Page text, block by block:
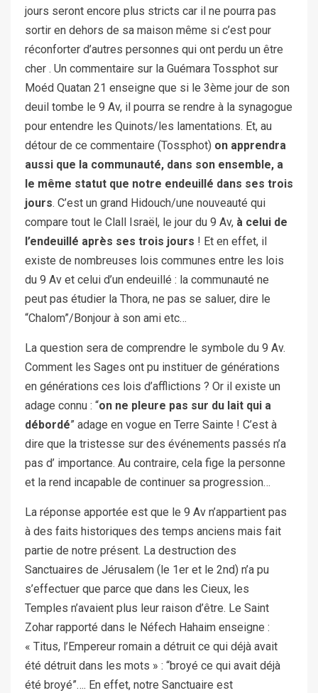
jours seront encore plus stricts car il ne pourra pas
sortir en dehors de sa maison même si c’est pour
réconforter d’autres personnes qui ont perdu un être
cher . Un commentaire sur la Guémara Tossphot sur
Moéd Quatan 21 enseigne que si le 3ème jour de son
deuil tombe le 9 Av, il pourra se rendre à la synagogue
pour entendre les Quinots/les lamentations. Et, au
détour de ce commentaire (Tossphot) on apprendra
aussi que la communauté, dans son ensemble, a
le même statut que notre endeuillé dans ses trois
jours. C’est un grand Hidouch/une nouveauté qui
compare tout le Clall Israël, le jour du 9 Av, à celui de
l’endeuillé après ses trois jours ! Et en effet, il
existe de nombreuses lois communes entre les lois
du 9 Av et celui d’un endeuillé : la communauté ne
peut pas étudier la Thora, ne pas se saluer, dire le
“Chalom”/Bonjour à son ami etc…
La question sera de comprendre le symbole du 9 Av.
Comment les Sages ont pu instituer de générations
en générations ces lois d’afflictions ? Or il existe un
adage connu : “on ne pleure pas sur du lait qui a
débordé” adage en vogue en Terre Sainte ! C’est à
dire que la tristesse sur des événements passés n’a
pas d’ importance. Au contraire, cela fige la personne
et la rend incapable de continuer sa progression…
La réponse apportée est que le 9 Av n’appartient pas
à des faits historiques des temps anciens mais fait
partie de notre présent. La destruction des
Sanctuaires de Jérusalem (le 1er et le 2nd) n’a pu
s’effectuer que parce que dans les Cieux, les
Temples n’avaient plus leur raison d’être. Le Saint
Zohar rapporté dans le Néfech Hahaim enseigne :
« Titus, l’Empereur romain a détruit ce qui déjà avait
été détruit dans les mots » : “broyé ce qui avait déjà
été broyé”…. En effet, notre Sanctuaire est